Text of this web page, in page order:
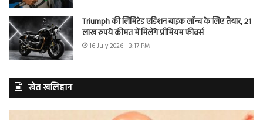
Triumph की लिमिटेड एडिशन बाइक लॉन्च के लिए तैयार, 21
लाख रुपये कीमत में मिलेंगे प्रीमियम फीचर्स
16 July 2026 - 3:17 PM
खेत खलिहान